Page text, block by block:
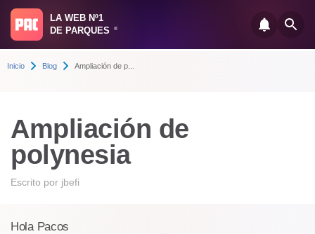
LA WEB Nº1
DE PARQUES
®
Inicio Blog Ampliación de p...
Ampliación de
polynesia
Escrito por jbefi
Hola Pacos